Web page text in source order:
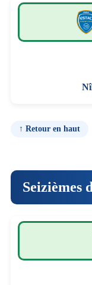
↑ Retour en haut
Seizièmes